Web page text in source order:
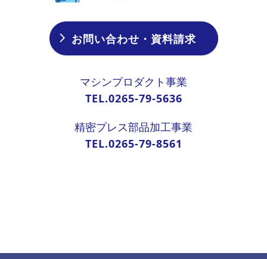
お問い合わせ・資料請求
マシンプロダクト事業
TEL.0265-79-5636
精密プレス部品加工事業
TEL.0265-79-8561